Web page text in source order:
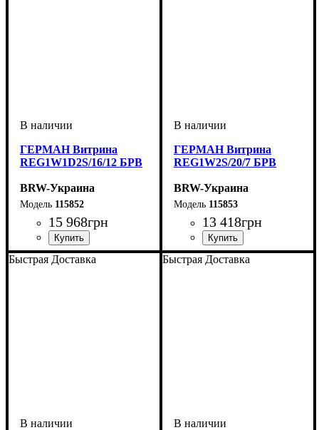
ГЕРМАН Витрина
REG1W1D2S/16/12 БРВ
BRW-Украина
115852
15 968грн
ширина, мм: 1150
высота, мм: 1585
глубина, мм: 420
ГЕРМАН Витрина
REG1W2S/20/7 БРВ
BRW-Украина
115853
13 418грн
ширина, мм: 680
высота, мм: 2010
глубина, мм: 420
Быстрая Доставка Быстрая Доставка